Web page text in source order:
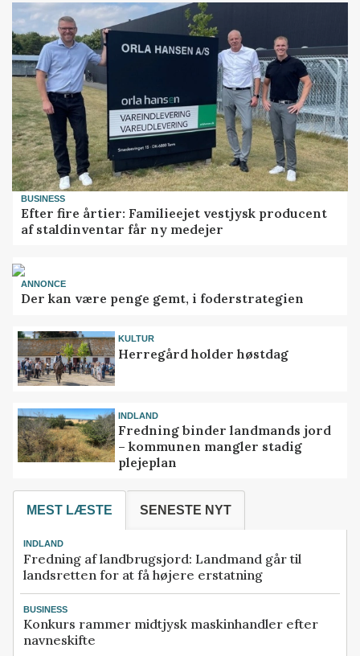
BUSINESS
Efter fire årtier: Familieejet vestjysk producent
af staldinventar får ny medejer
ANNONCE
Der kan være penge gemt, i foderstrategien
KULTUR
Herregård holder høstdag
INDLAND
Fredning binder landmands jord
– kommunen mangler stadig
plejeplan
MEST LÆSTE SENESTE NYT
INDLAND
Fredning af landbrugsjord: Landmand går til
landsretten for at få højere erstatning
BUSINESS
Konkurs rammer midtjysk maskinhandler efter
navneskifte